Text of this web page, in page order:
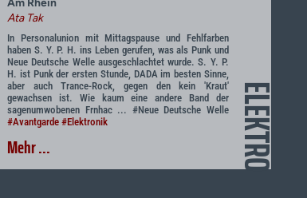
ELEKTRO
Ata Tak
In Personalunion mit Mittagspause und Fehlfarben
haben S. Y. P. H. ins Leben gerufen, was als Punk und
Neue Deutsche Welle ausgeschlachtet wurde. S. Y. P.
H. ist Punk der ersten Stunde, DADA im besten Sinne,
aber auch Trance-Rock, gegen den kein 'Kraut'
gewachsen ist. Wie kaum eine andere Band der
sagenumwobenen Frnhac ... #Neue Deutsche Welle
#Avantgarde #Elektronik
Mehr ...